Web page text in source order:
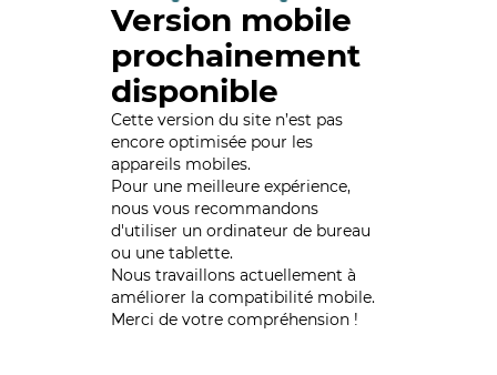
Version mobile
prochainement
disponible
Cette version du site n’est pas
encore optimisée pour les
appareils mobiles.
Pour une meilleure expérience,
nous vous recommandons
d'utiliser un ordinateur de bureau
ou une tablette.
Nous travaillons actuellement à
améliorer la compatibilité mobile.
Merci de votre compréhension !